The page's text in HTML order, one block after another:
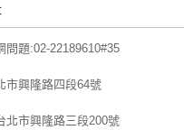
問題:02-22189610#35
市興隆路四段64號
北市興隆路三段200號